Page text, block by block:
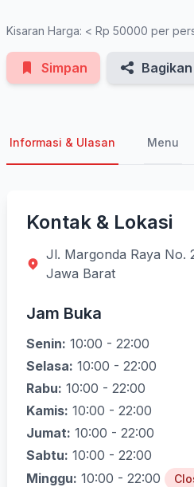
Kisaran Harga: < Rp 50000 per
Simpan Bagikan
Informasi & Ulasan Menu
Kontak & Lokasi
Jl. Margonda Raya No.
Jawa Barat
Jam Buka
Senin: 10:00 - 22:00
Selasa: 10:00 - 22:00
Rabu: 10:00 - 22:00
Kamis: 10:00 - 22:00
Jumat: 10:00 - 22:00
Sabtu: 10:00 - 22:00
Minggu: 10:00 - 22:00